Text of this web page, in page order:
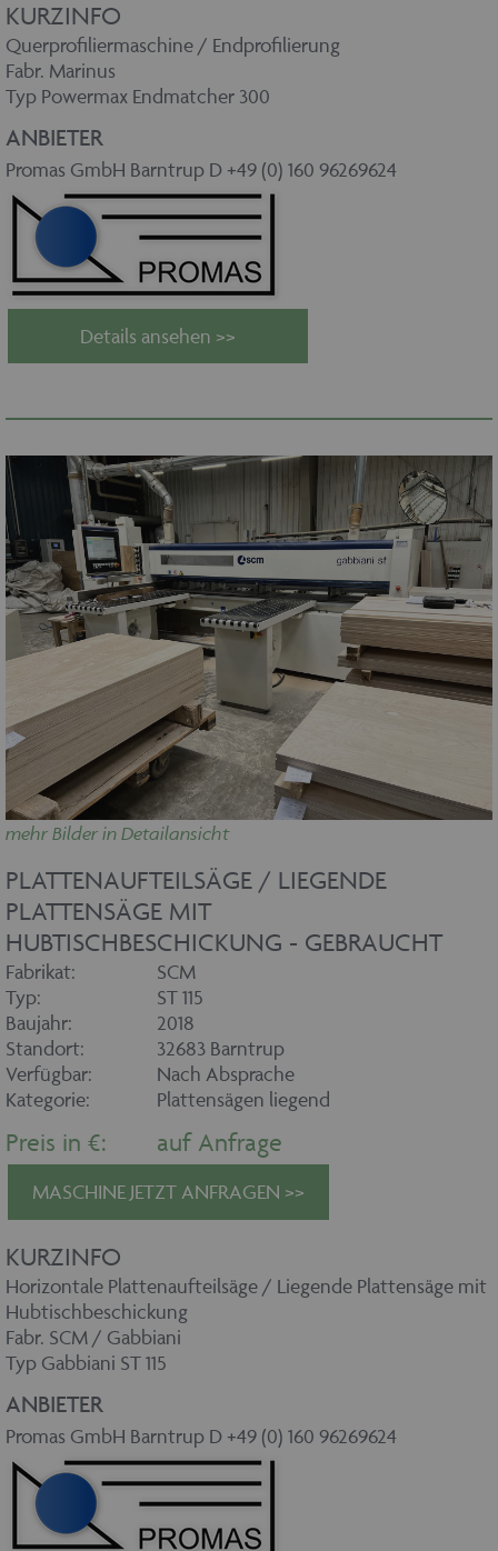
KURZINFO
Querprofiliermaschine / Endprofilierung
Fabr. Marinus
Typ Powermax Endmatcher 300
ANBIETER
Promas GmbH Barntrup D +49 (0) 160 96269624
Details ansehen >>
mehr Bilder in Detailansicht
PLATTENAUFTEILSÄGE / LIEGENDE
PLATTENSÄGE MIT
HUBTISCHBESCHICKUNG - GEBRAUCHT
Fabrikat:
SCM
Typ:
ST 115
Baujahr:
2018
Standort:
32683 Barntrup
Verfügbar:
Nach Absprache
Kategorie:
Plattensägen liegend
Preis in €: auf Anfrage
MASCHINE JETZT ANFRAGEN >>
KURZINFO
Horizontale Plattenaufteilsäge / Liegende Plattensäge mit
Hubtischbeschickung
Fabr. SCM / Gabbiani
Typ Gabbiani ST 115
ANBIETER
Promas GmbH Barntrup D +49 (0) 160 96269624